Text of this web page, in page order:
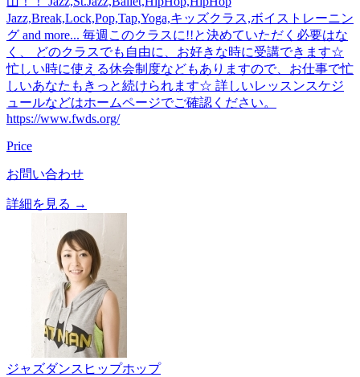
Jazz,Break,Lock,Pop,Tap,Yoga,キッズクラス,ボイストレーニン
グ and more... 毎週このクラスに!!と決めていただく必要はな
く、 どのクラスでも自由に、お好きな時に受講できます☆
忙しい時に使える休会制度などもありますので、お仕事で忙
しいあなたもきっと続けられます☆ 詳しいレッスンスケジ
ュールなどはホームページでご確認ください。
https://www.fwds.org/
Price
お問い合わせ
詳細を見る →
ジャズダンス ヒップホップ